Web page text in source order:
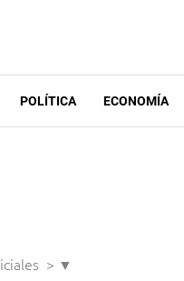
POLÍTICA ECONOMÍA
> ▼